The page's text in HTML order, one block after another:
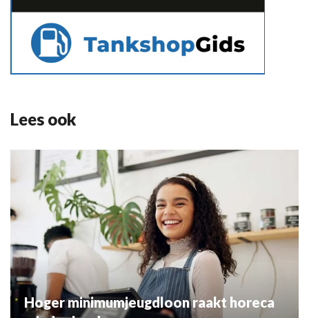
Lees ook
Hoger minimumjeugdloon raakt horeca